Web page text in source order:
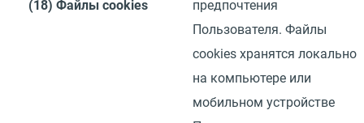
(18) Файлы cookies
предпочтения
Пользователя. Файлы
cookies хранятся локально
на компьютере или
мобильном устройстве